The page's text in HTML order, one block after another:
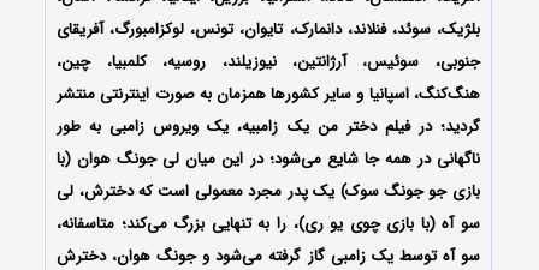
بلژیک، سوئد، فنلاند، دانمارک، تایوان، تونس، لوکزامبورگ، آفریقای
جنوبی، سوئیس، آرژانتین، نیوزیلند، روسیه، کلمبیا، چین،
هنگ‌کنگ، اسپانیا و سایر کشورها همزمان به صورت اینترنتی منتشر
گردید؛در فیلم دختر من یک زامبیه، یک ویروس زامبی به طور
ناگهانی در همه جا شایع می‌شود؛ در این میان لی جونگ هوان (با
بازی جو جونگ سوک) یک پدر مجرد معمولی است که دخترش، لی
سو آه (با بازی چوی یو ری)، را به تنهایی بزرگ می‌کند؛ متاسفانه،
سو آه توسط یک زامبی گاز گرفته می‌شود و جونگ هوان، دخترش